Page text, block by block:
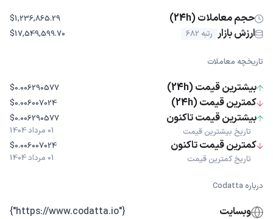
حجم معاملات (24h) $1,236,865.29
ارزش بازار رتبه 682 $17,549,599.70
تاریخچه معاملات
بیشترین قیمت (24h) $0.006290577
کمترین قیمت (24h) $0.006007024
بیشترین قیمت تاکنون
تاریخ بیشترین قیمت
$0.006290577
01 مرداد 1404
کمترین قیمت تاکنون
تاریخ کمترین قیمت
$0.006007024
01 مرداد 1404
درباره Codatta
وبسایت
{"https://www.codatta.io"}